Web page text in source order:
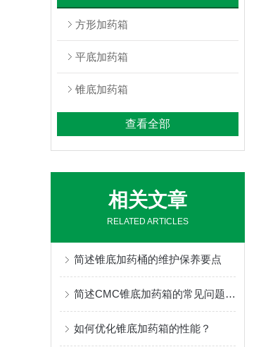
方形加药箱
平底加药箱
锥底加药箱
查看全部
相关文章
RELATED ARTICLES
简述锥底加药桶的维护保养要点
简述CMC锥底加药箱的常见问题相应解决方法
如何优化锥底加药箱的性能？